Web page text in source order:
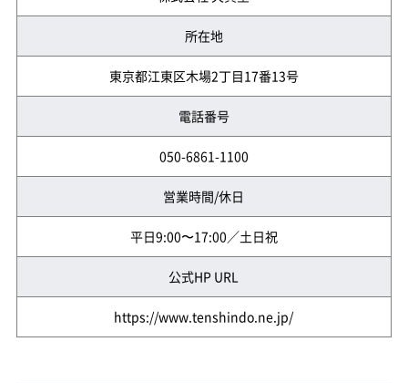
所在地
東京都江東区木場2丁目17番13号
電話番号
050-6861-1100
営業時間/休日
平日9:00〜17:00／土日祝
公式HP URL
https://www.tenshindo.ne.jp/